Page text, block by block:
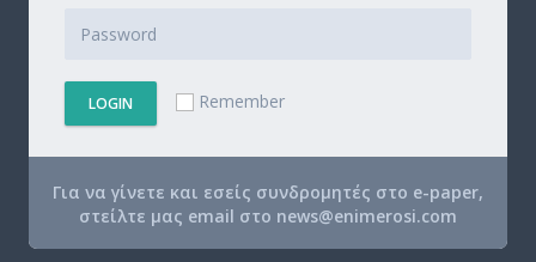
LOGIN Remember
Για να γίνετε και εσείς συνδρομητές στο e-paper,
στείλτε μας email στο news@enimerosi.com